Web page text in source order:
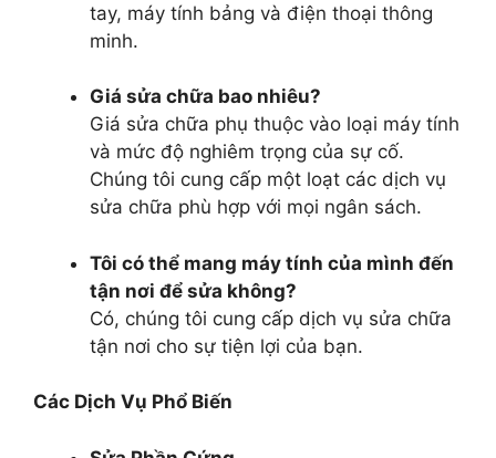
tay, máy tính bảng và điện thoại thông
minh.
Giá sửa chữa bao nhiêu?
Giá sửa chữa phụ thuộc vào loại máy tính
và mức độ nghiêm trọng của sự cố.
Chúng tôi cung cấp một loạt các dịch vụ
sửa chữa phù hợp với mọi ngân sách.
Tôi có thể mang máy tính của mình đến
tận nơi để sửa không?
Có, chúng tôi cung cấp dịch vụ sửa chữa
tận nơi cho sự tiện lợi của bạn.
Các Dịch Vụ Phổ Biến